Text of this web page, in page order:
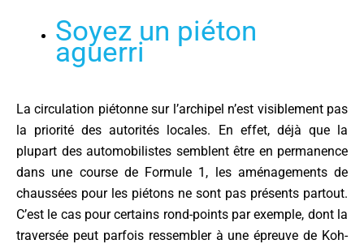
Soyez un piéton
aguerri
La circulation piétonne sur l’archipel n’est visiblement pas
la priorité des autorités locales. En effet, déjà que la
plupart des automobilistes semblent être en permanence
dans une course de Formule 1, les aménagements de
chaussées pour les piétons ne sont pas présents partout.
C’est le cas pour certains rond-points par exemple, dont la
traversée peut parfois ressembler à une épreuve de Koh-